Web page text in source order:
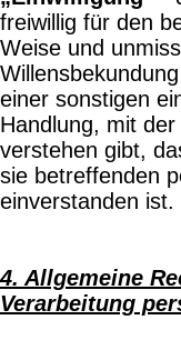
freiwillig für den
Weise und
einer sonstigen
Handlung, mit
verstehen gibt,
sie betreffenden
einverstanden ist.
4. Allgemeine
Verarbeitung